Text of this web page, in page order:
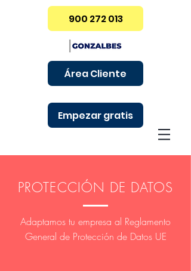
900 272 013
Área Cliente
Empezar gratis
PROTECCIÓN DE DATOS
Adaptamos tu empresa al Reglamento
General de Protección de Datos UE